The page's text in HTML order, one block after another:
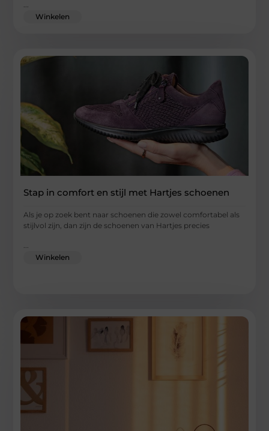
...
Winkelen
Stap in comfort en stijl met Hartjes schoenen
Als je op zoek bent naar schoenen die zowel comfortabel als
stijlvol zijn, dan zijn de schoenen van Hartjes precies
Winkelen